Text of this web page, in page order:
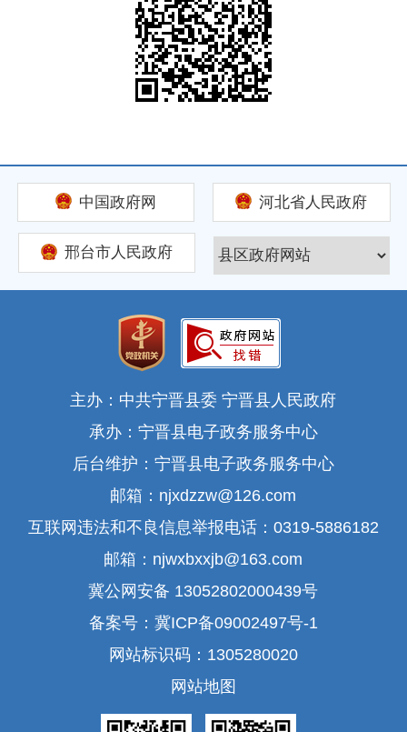
中国政府网 河北省人民政府
邢台市人民政府
主办：中共宁晋县委 宁晋县人民政府
承办：宁晋县电子政务服务中心
后台维护：宁晋县电子政务服务中心
邮箱：njxdzzw@126.com
互联网违法和不良信息举报电话：0319-5886182
邮箱：njwxbxxjb@163.com
冀公网安备 13052802000439号
备案号：冀ICP备09002497号-1
网站标识码：1305280020
网站地图